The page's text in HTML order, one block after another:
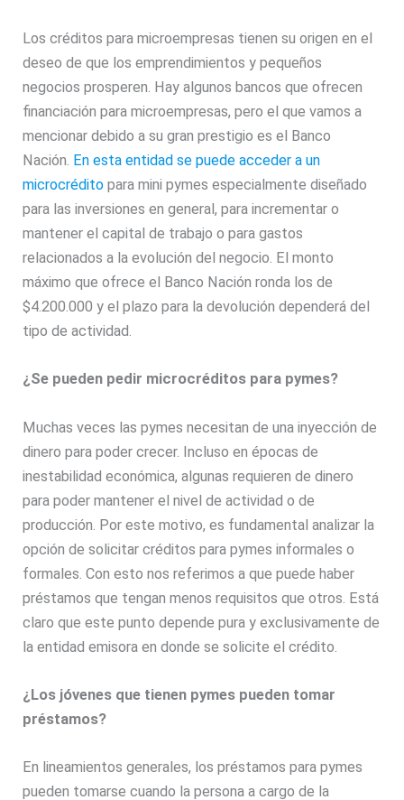
Los créditos para microempresas tienen su origen en el
deseo de que los emprendimientos y pequeños
negocios prosperen. Hay algunos bancos que ofrecen
financiación para microempresas, pero el que vamos a
mencionar debido a su gran prestigio es el Banco
Nación. En esta entidad se puede acceder a un
microcrédito para mini pymes especialmente diseñado
para las inversiones en general, para incrementar o
mantener el capital de trabajo o para gastos
relacionados a la evolución del negocio. El monto
máximo que ofrece el Banco Nación ronda los de
$4.200.000 y el plazo para la devolución dependerá del
tipo de actividad.
¿Se pueden pedir microcréditos para pymes?
Muchas veces las pymes necesitan de una inyección de
dinero para poder crecer. Incluso en épocas de
inestabilidad económica, algunas requieren de dinero
para poder mantener el nivel de actividad o de
producción. Por este motivo, es fundamental analizar la
opción de solicitar créditos para pymes informales o
formales. Con esto nos referimos a que puede haber
préstamos que tengan menos requisitos que otros. Está
claro que este punto depende pura y exclusivamente de
la entidad emisora en donde se solicite el crédito.
¿Los jóvenes que tienen pymes pueden tomar
préstamos?
En lineamientos generales, los préstamos para pymes
pueden tomarse cuando la persona a cargo de la